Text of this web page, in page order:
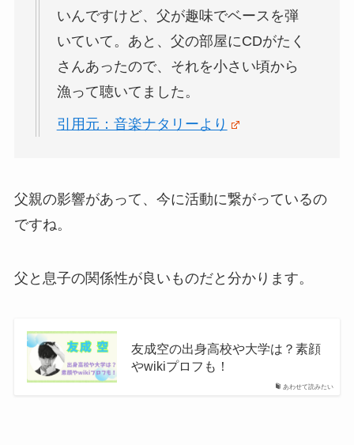
いんですけど、父が趣味でベースを弾
いていて。あと、父の部屋にCDがたく
さんあったので、それを小さい頃から
漁って聴いてました。
引用元：音楽ナタリーより
父親の影響があって、今に活動に繋がっているの
ですね。
父と息子の関係性が良いものだと分かります。
あわせて読みたい
友成空の出身高校や大学は？素顔
やwikiプロフも！